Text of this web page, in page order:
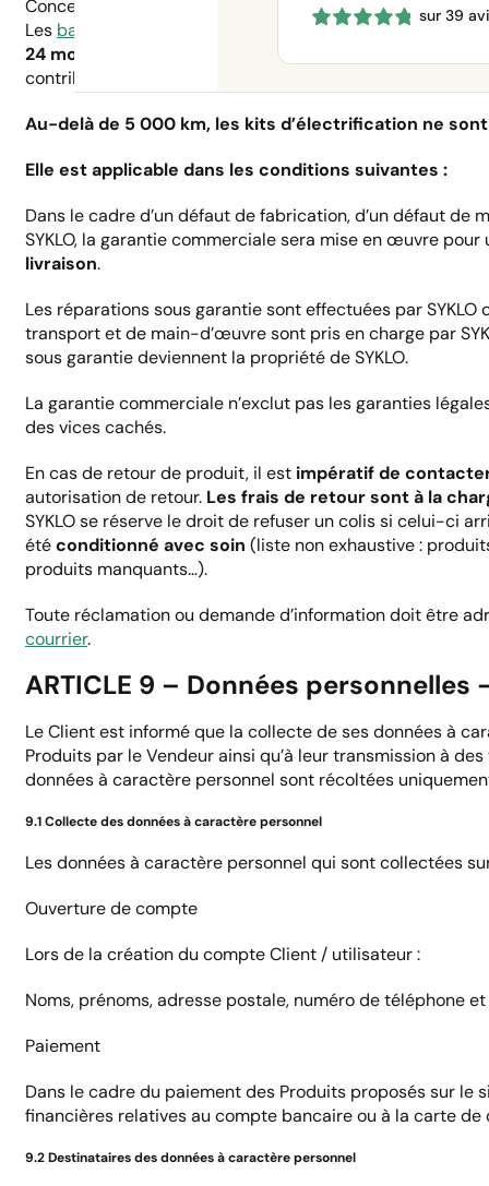
prix :
à
sur 39
Concernant les
, toute trace d’ouverture, de
Les batteries sont garanties pour conserver70% de leur
24 mois
à compter de la date de fabrication. Le respect
contribuera à assurer sa longévité.
Au-delà de 5 000 km, les kits d’électrification ne
Elle est applicable dans les conditions suivantes :
Dans le cadre d’un défaut de fabrication, d’un défaut de
SYKLO, la garantie commerciale sera mise en œuvre
livraison.
Les réparations sous garantie sont effectuées par SYKLO
transport et de main-d’œuvre sont pris en charge par
sous garantie deviennent la propriété de SYKLO.
La garantie commerciale n’exclut pas les garanties
des vices cachés.
En cas de retour de produit, il est impératif de
autorisation de retour. Les frais de retour sont à la
SYKLO se réserve le droit de refuser un colis si celui-ci
étéconditionné avec soin (liste non exhaustive :
produits manquants…).
Toute réclamation ou demande d’information doit être
courrier.
ARTICLE 9 – Données personnelles
Le Client est informé que la collecte de ses données à
Produits par le Vendeur ainsi qu’à leur transmission à
données à caractère personnel sont récoltées
9.1 Collecte des données à caractère personnel
Les données à caractère personnel qui sont collectées
Ouverture de compte
Lors de la création du compte Client / utilisateur :
Noms, prénoms, adresse postale, numéro de téléphone
Paiement
Dans le cadre du paiement des Produits proposés sur le
financières relatives au compte bancaire ou à la carte
9.2 Destinataires des données à caractère personnel